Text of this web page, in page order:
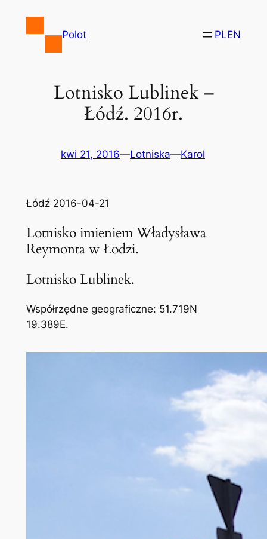
Polot PLEN
Lotnisko Lublinek –
Łódź. 2016r.
kwi 21, 2016—Lotniska—Karol
Łódź 2016-04-21
Lotnisko imieniem Władysława
Reymonta w Łodzi.
Lotnisko Lublinek.
Współrzędne geograficzne: 51.719N
19.389E.